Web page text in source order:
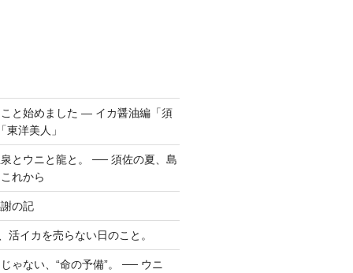
と始めました ― イカ醤油編「須
東洋美人」
とウニと龍と。 ── 須佐の夏、島
れから
の記
活イカを売らない日のこと。
ゃない、“命の予備”。 ── ウニ